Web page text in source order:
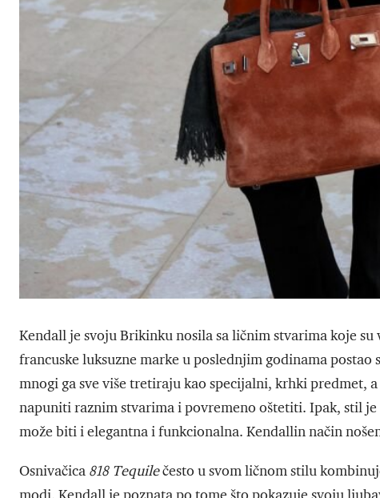
Kendall je svoju Brikinku nosila sa ličnim stvarima koje
francuske luksuzne marke u poslednjim godinama
mnogi ga sve više tretiraju kao specijalni, krhki predmet,
napuniti raznim stvarima i povremeno oštetiti. Ipak, stil
može biti i elegantna i funkcionalna. Kendallin način
Osnivačica 818 Tequilečesto u svom ličnom stilu